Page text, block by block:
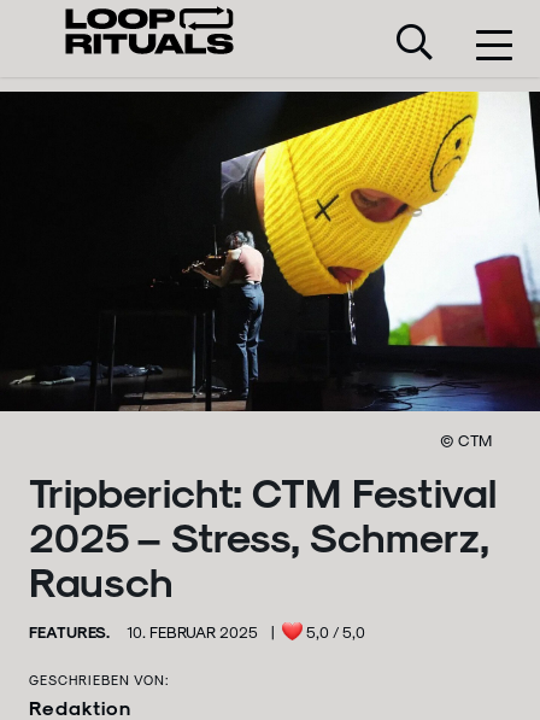
© CTM
Tripbericht: CTM Festival
2025 – Stress, Schmerz,
Rausch
FEATURES. 10. FEBRUAR 2025 | 5,0 / 5,0
GESCHRIEBEN VON:
Redaktion